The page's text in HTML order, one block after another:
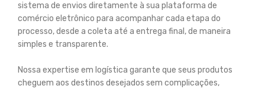
sistema de envios diretamente à sua plataforma de
comércio eletrônico para acompanhar cada etapa do
processo, desde a coleta até a entrega final, de maneira
simples e transparente.
Nossa expertise em logística garante que seus produtos
cheguem aos destinos desejados sem complicações,